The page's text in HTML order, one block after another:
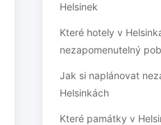
Helsinek
Které hotely v
nezapomenutelný
Jak si naplánovat
Helsinkách
Které památky v